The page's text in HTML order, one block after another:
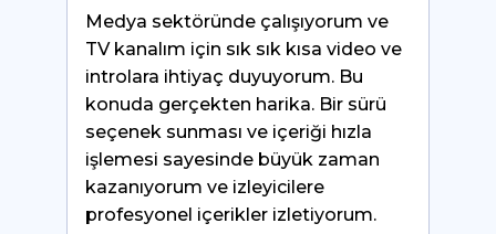
Medya sektöründe çalışıyorum ve
TV kanalım için sık sık kısa video ve
introlara ihtiyaç duyuyorum. Bu
konuda gerçekten harika. Bir sürü
seçenek sunması ve içeriği hızla
işlemesi sayesinde büyük zaman
kazanıyorum ve izleyicilere
profesyonel içerikler izletiyorum.